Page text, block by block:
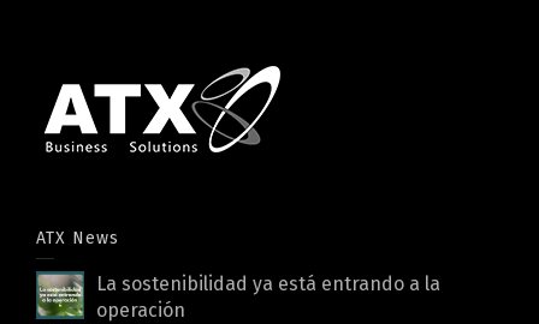
ATX News
La sostenibilidad ya está entrando a la
operación